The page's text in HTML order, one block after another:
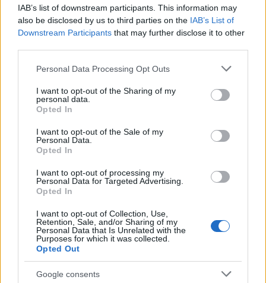
IAB’s list of downstream participants. This information may
also be disclosed by us to third parties on the IAB’s List of
Downstream Participants that may further disclose it to other
Please note that this website/app uses one or more Google
not limited to your visit or usage behaviour. You may click to
grant or deny consent to Google and its third-party tags to
use your data for below specified purposes in below Google
consent section.
Personal Data Processing Opt Outs
I want to opt-out of the Sharing of my
personal data.
Opted In
I want to opt-out of the Sale of my
Personal Data.
Opted In
I want to opt-out of processing my
Personal Data for Targeted Advertising.
Opted In
I want to opt-out of Collection, Use,
Retention, Sale, and/or Sharing of my
Personal Data that Is Unrelated with the
Purposes for which it was collected.
Opted Out
Google consents
Calangianus, allarme sul centro accoglienza
minori, Albieri: “Episodi gravissimi”
Gallura, finti clienti svuotano le suite: furto da
50mila nel resort
Meteo Olbia 7 agosto, sole e caldo tornano
protagonisti
Test tunnel Olbia: rampe chiuse ancora fino a